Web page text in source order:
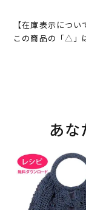
【在庫表示につい
この商品の「△」
あな